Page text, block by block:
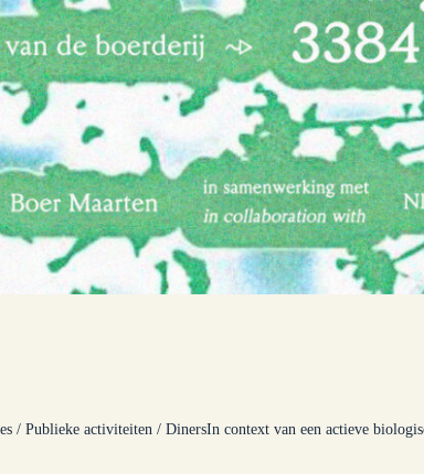
/ Publieke activiteiten / DinersIn context van een actieve